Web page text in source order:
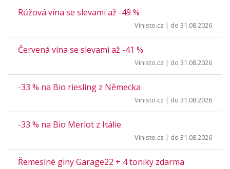
Růžová vína se slevami až -49 %
Vinisto.cz | do 31.08.2026
Červená vína se slevami až -41 %
Vinisto.cz | do 31.08.2026
-33 % na Bio riesling z Německa
Vinisto.cz | do 31.08.2026
-33 % na Bio Merlot z Itálie
Vinisto.cz | do 31.08.2026
Řemeslné giny Garage22 + 4 toniky zdarma